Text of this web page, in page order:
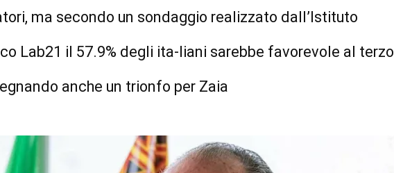
ma secondo un sondaggio realizzato dall’Istituto
Lab21 il 57.9% degli ita-liani sarebbe favorevole al terzo
anche un trionfo per Zaia